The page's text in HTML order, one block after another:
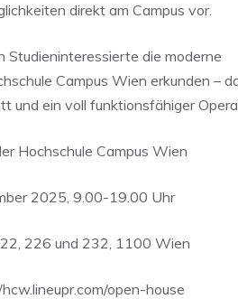
direkt am Campus vor.
Studieninteressierte die moderne
Campus Wien erkunden –
und ein voll funktionsfähiger
Hochschule Campus Wien
2025, 9.00-19.00 Uhr
226 und 232, 1100 Wien
open-house